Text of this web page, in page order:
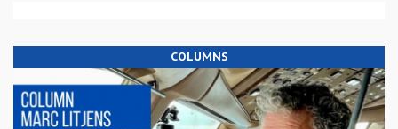
COLUMNS